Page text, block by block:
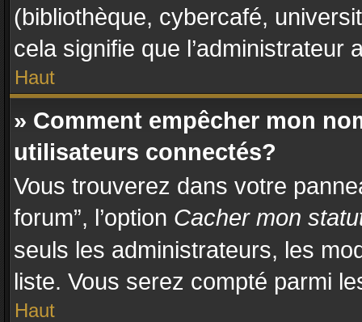
(bibliothèque, cybercafé,
cela signifie que l’administrateur
Haut
» Comment empêcher mon
utilisateurs connectés?
Vous trouverez dans votre
forum”, l’option Cacher mon
seuls les administrateurs, les
liste. Vous serez compté parmi
Haut